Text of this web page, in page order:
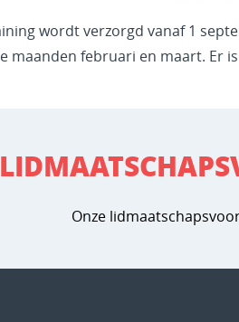
wordt verzorgd vanaf 1
maanden februari en maart. Er
Onze